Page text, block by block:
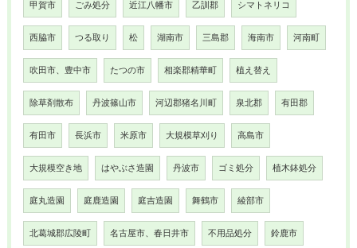
甲賀市 ごみ処分 近江八幡市 乙訓郡 シマトネリコ
西脇市 つる取り 松 湖南市 三島郡 海南市 河南町
吹田市、豊中市 たつの市 相楽郡精華町 植え替え
除草剤散布 丹波篠山市 河辺郡猪名川町 泉北郡 有田郡
有田市 長浜市 米原市 大規模草刈り 高島市
大規模空き地 はやぶさ造園 丹波市 ゴミ処分 植木鉢処分
庭丸造園 庭鹿造園 庭吉造園 舞鶴市 綾部市
北葛城郡広陵町 名古屋市、春日井市 不用品処分 鈴鹿市